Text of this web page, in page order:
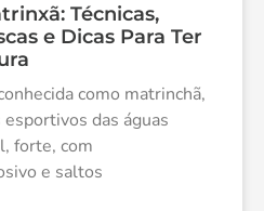
Técnicas,
e Dicas Para Ter
como matrinchã,
das águas
forte, com
e saltos